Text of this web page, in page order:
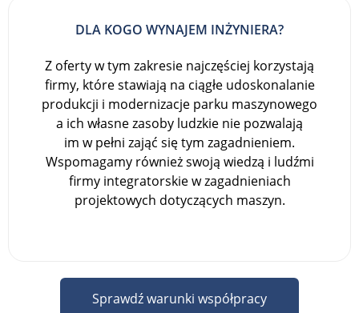
DLA KOGO WYNAJEM INŻYNIERA?
Z oferty w tym zakresie najczęściej korzystają
firmy, które stawiają na ciągłe udoskonalanie
produkcji i modernizacje parku maszynowego
a ich własne zasoby ludzkie nie pozwalają
im w pełni zająć się tym zagadnieniem.
Wspomagamy również swoją wiedzą i ludźmi
firmy integratorskie w zagadnieniach
projektowych dotyczących maszyn.
Sprawdź warunki współpracy